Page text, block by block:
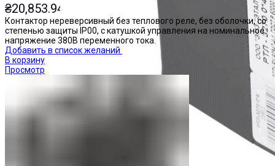
₴20,853.94
Контактор нереверсивный без теплового реле, без оболочки, со
степенью защиты IP00, с катушкой управления на номинальное
напряжение 380В переменного тока.
Добавить в список желаний
В корзину
Просмотр